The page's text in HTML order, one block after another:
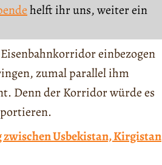
helft ihr uns, weiter ein
einbezogen
zumal parallel ihm
Denn der Korridor würde es
Usbekistan, Kirgistan